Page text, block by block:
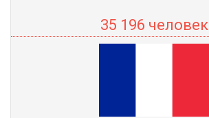
35 196 человек